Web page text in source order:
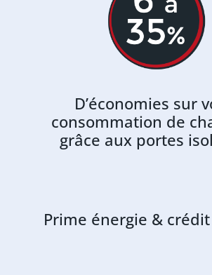
D’économies sur
consommation de
grâce aux portes
Prime énergie &